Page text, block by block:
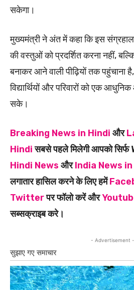
सकेगा।
मुख्यमंत्री ने अंत में कहा कि इस
की वस्तुओं को प्रदर्शित करना नहीं,
बनाकर आने वाली पीढ़ियों तक पहुंचाना
विद्यार्थियों और परिवारों को एक
सके।
Breaking News in Hindi और
Hindiसबसे पहले मिलेगी आपको
Hindi News औरIndia News
लगातार हासिल करने के लिए हमें
Twitterपर फॉलो करें और
सब्सक्राइब करे।
- Advertisement -